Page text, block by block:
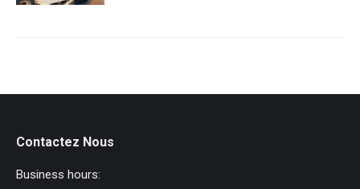
Contactez Nous
Business hours: